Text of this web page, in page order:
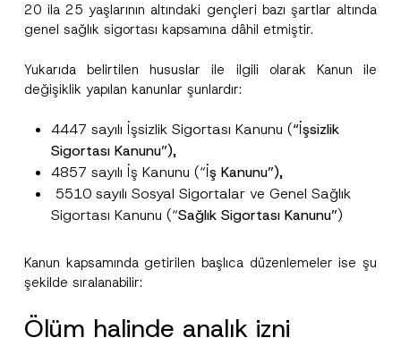
20 ila 25 yaşlarının altındaki gençleri bazı şartlar altında
genel sağlık sigortası kapsamına dâhil etmiştir.
Yukarıda belirtilen hususlar ile ilgili olarak Kanun ile
değişiklik yapılan kanunlar şunlardır:
4447 sayılı İşsizlik Sigortası Kanunu (“İşsizlik
Sigortası Kanunu”),
4857 sayılı İş Kanunu (“İş Kanunu”),
5510 sayılı Sosyal Sigortalar ve Genel Sağlık
Sigortası Kanunu (“Sağlık Sigortası Kanunu”)
Kanun kapsamında getirilen başlıca düzenlemeler ise şu
şekilde sıralanabilir:
Ölüm halinde analık izni